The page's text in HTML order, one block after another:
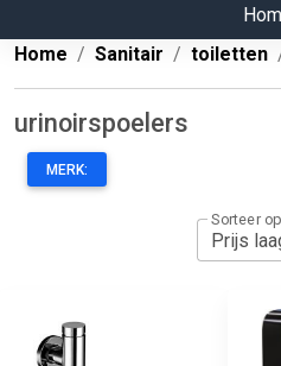
Home
Sanitair toiletten
urinoirspoelers
MERK:
Sorteer